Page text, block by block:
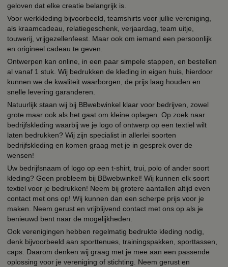
geloven dat elke creatie belangrijk is.
Voor werkkleding bijvoorbeeld, teamshirts voor jullie vereniging,
als kraamcadeau, relatiegeschenk, verjaardag, team uitje,
touwerij, vrijgezellenfeest. Maar ook om iemand een persoonlijk
en origineel cadeau te geven.
Ontwerpen kan online, in een paar simpele stappen, en bestellen
al vanaf 1 stuk. Wij bedrukken de kleding in eigen huis, hierdoor
kunnen we de kwaliteit waarborgen, de prijs laag houden en
snelle levering garanderen.
Natuurlijk staan wij bij BBwebwinkel klaar voor bedrijven, zowel
grote maar ook als het gaat om kleine oplagen. Op zoek naar
bedrijfskleding waarbij we je logo of ontwerp op een textiel wilt
laten bedrukken? Wij zijn specialist in allerlei soorten
bedrijfskleding en komen graag met je in gesprek over de
wensen!
Uw bedrijfsnaam of logo op een t-shirt, trui, polo of ander soort
kleding? Geen probleem bij BBwebwinkel! Wij kunnen elk soort
textiel voor je bedrukken! Neem bij grotere aantallen altijd even
contact met ons op! Wij kunnen dan een scherpe prijs voor je
maken. Neem gerust en vrijblijvend contact met ons op als je
benieuwd bent naar de mogelijkheden.
Ook verenigingen hebben regelmatig bedrukte kleding nodig,
denk bijvoorbeeld aan sporttenues, trainingspakken, sporttassen,
caps. Daarom denken wij graag met je mee aan een passende
oplossing voor je vereniging of stichting. Neem gerust en